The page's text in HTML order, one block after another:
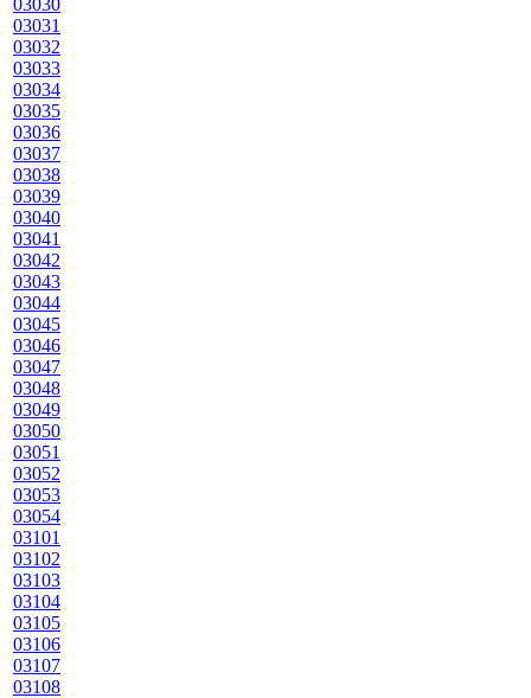
03030
03031
03032
03033
03034
03035
03036
03037
03038
03039
03040
03041
03042
03043
03044
03045
03046
03047
03048
03049
03050
03051
03052
03053
03054
03101
03102
03103
03104
03105
03106
03107
03108